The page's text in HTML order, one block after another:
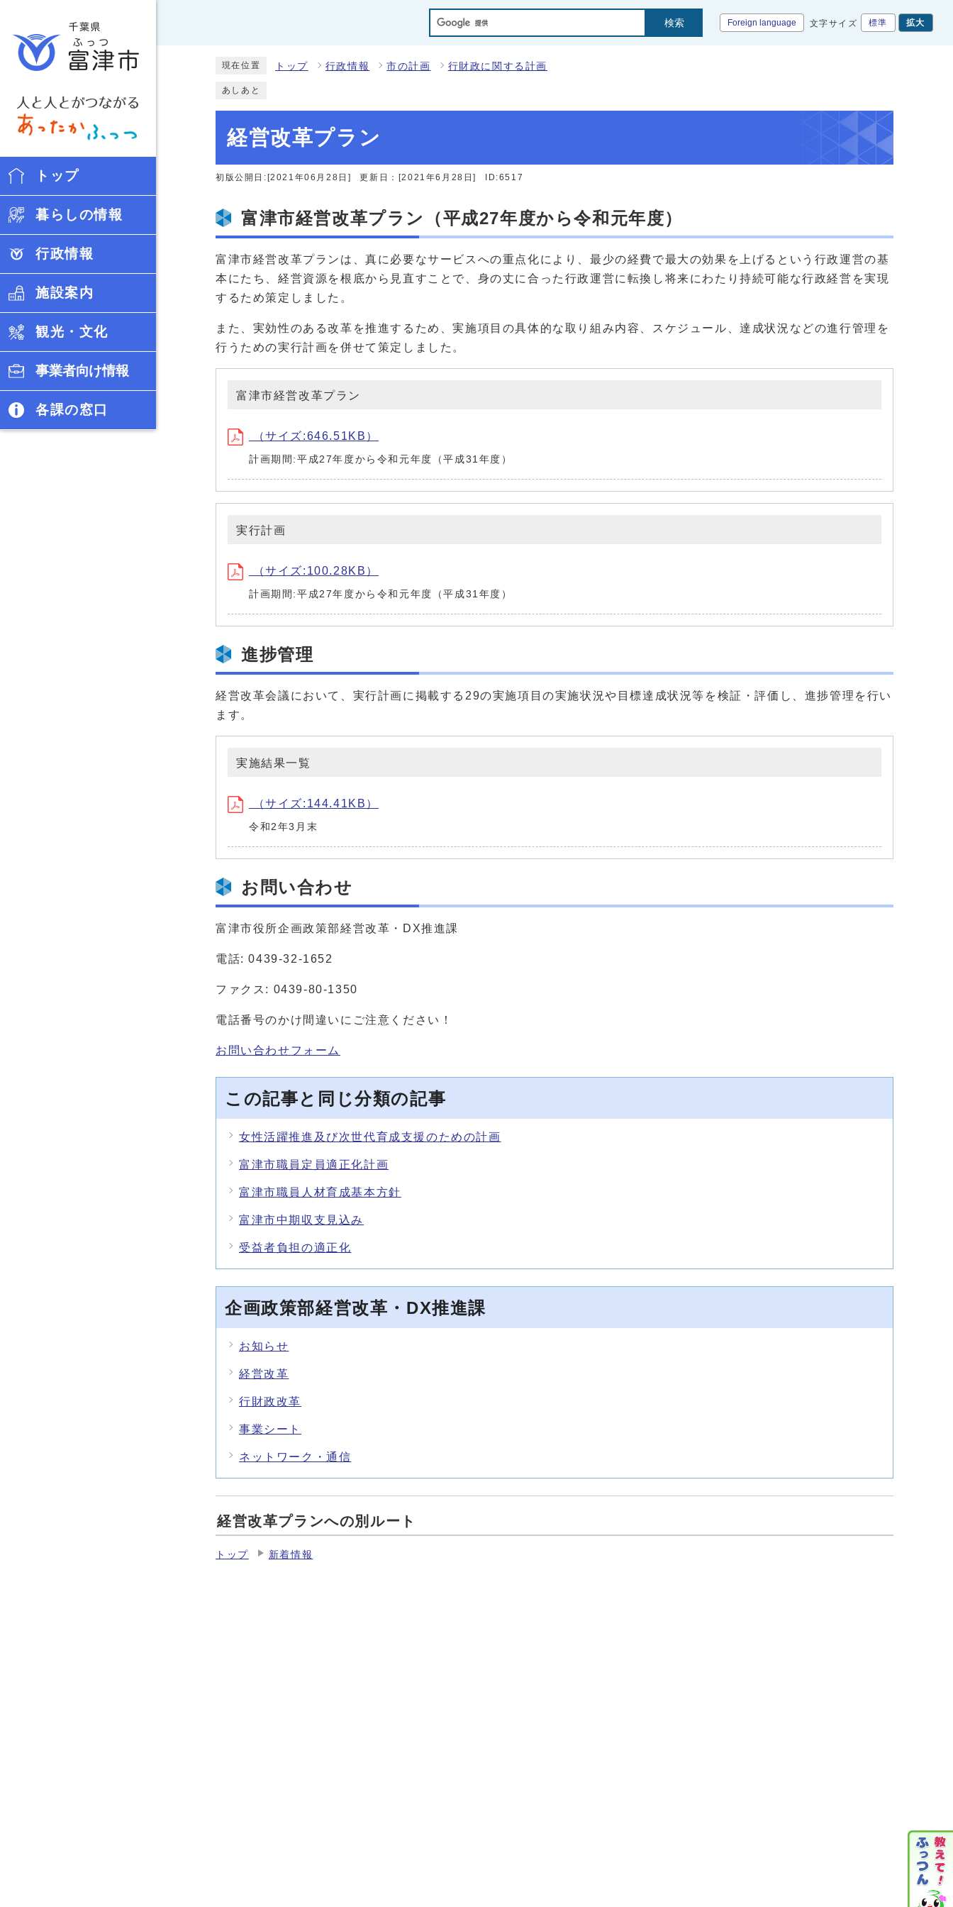
トップ
暮らしの情報
行政情報
施設案内
観光・文化
事業者向け情報
各課の窓口
検索 Foreign language 文字サイズ 標準 拡大
現在位置 トップ 行政情報 市の計画 行財政に関する計画
あしあと
経営改革プラン
初版公開日:[2021年06月28日] 更新日：[2021年6月28日] ID:6517
富津市経営改革プラン（平成27年度から令和元年度）
富津市経営改革プランは、真に必要なサービスへの重点化により、最少の経費で最大の効果を上げるという行政運営の基
本にたち、経営資源を根底から見直すことで、身の丈に合った行政運営に転換し将来にわたり持続可能な行政経営を実現
するため策定しました。
また、実効性のある改革を推進するため、実施項目の具体的な取り組み内容、スケジュール、達成状況などの進行管理を
行うための実行計画を併せて策定しました。
富津市経営改革プラン
（サイズ:646.51KB）
計画期間:平成27年度から令和元年度（平成31年度）
実行計画
（サイズ:100.28KB）
計画期間:平成27年度から令和元年度（平成31年度）
進捗管理
経営改革会議において、実行計画に掲載する29の実施項目の実施状況や目標達成状況等を検証・評価し、進捗管理を行い
ます。
実施結果一覧
（サイズ:144.41KB）
令和2年3月末
お問い合わせ
富津市役所企画政策部経営改革・DX推進課
電話: 0439-32-1652
ファクス: 0439-80-1350
電話番号のかけ間違いにご注意ください！
お問い合わせフォーム
この記事と同じ分類の記事
女性活躍推進及び次世代育成支援のための計画
富津市職員定員適正化計画
富津市職員人材育成基本方針
富津市中期収支見込み
受益者負担の適正化
企画政策部経営改革・DX推進課
お知らせ
経営改革
行財政改革
事業シート
ネットワーク・通信
経営改革プランへの別ルート
トップ 新着情報